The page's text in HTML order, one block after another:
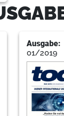
Ausgabe:
01/2019